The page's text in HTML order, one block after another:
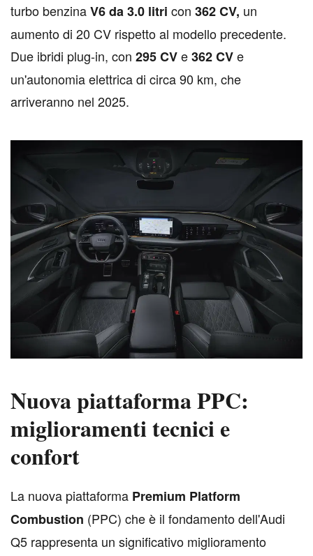
turbo benzinaV6 da 3.0 litri con 362 CV, un
aumento di 20 CV rispetto al modello precedente.
Due ibridi plug-in, con 295 CVe362 CVe
un'autonomia elettrica di circa 90 km, che
arriveranno nel 2025.
Nuova piattaforma PPC:
miglioramenti tecnici e
confort
La nuova piattaforma Premium Platform
Combustion (PPC) che è il fondamento dell'Audi
Q5 rappresenta un significativo miglioramento